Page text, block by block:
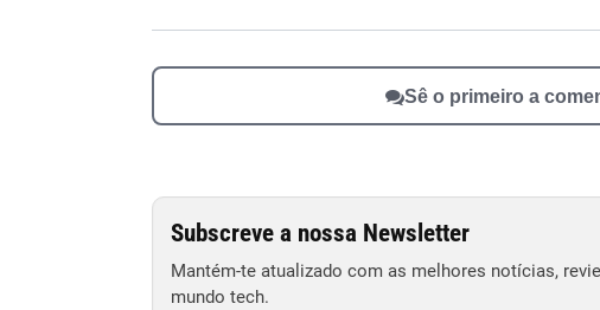
Sê o primeiro a
Subscreve a nossa Newsletter
Mantém-te atualizado com as melhores notícias,
mundo tech.